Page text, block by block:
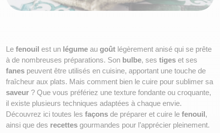
Le fenouil est un légume au goût légèrement anisé qui se prête
à de nombreuses préparations. Son bulbe, ses tiges
fanes peuvent être utilisés en cuisine, apportant une touche de
saveur ? Que vous préfériez une texture fondante ou croquante,
il existe plusieurs techniques adaptées à chaque envie.
Découvrez ici toutes les façons de préparer et cuire le fenouil ,
ainsi que des recettes gourmandes pour l’apprécier pleinement.